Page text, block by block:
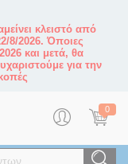
κλειστό από
8/2026. Όποιες
και μετά, θα
για την
0